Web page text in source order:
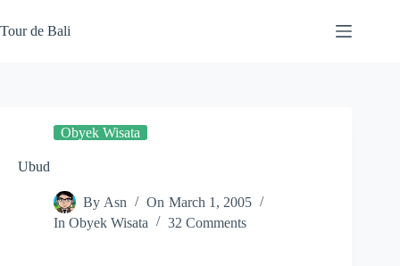
to
content
Tour de Bali
Obyek Wisata
Ubud
By Asn On March 1, 2005
In Obyek Wisata 32 Comments